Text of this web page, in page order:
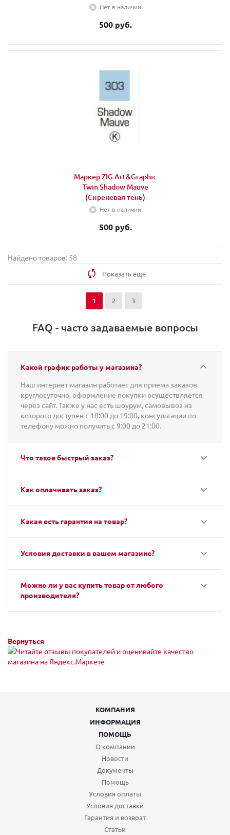
Нет в наличии
500 руб.
Маркер ZIG Art&Graphic
Twin Shadow Mauve
(Сиреневая тень)
Нет в наличии
500 руб.
Найдено товаров: 58
Показать еще
1 2 3
FAQ - часто задаваемые вопросы
Какой график работы у магазина?
Наш интернет-магазин работает для приема заказов
круглосуточно, оформление покупки осуществляется
через сайт. Также у нас есть шоурум, самовывоз из
которого доступен с 10:00 до 19:00, консультации по
телефону можно получить с 9:00 до 21:00.
Что такое быстрый заказ?
Как оплачивать заказ?
Какая есть гарантия на товар?
Условия доставки в вашем магазине?
Можно ли у вас купить товар от любого
производителя?
Вернуться
КОМПАНИЯ
ИНФОРМАЦИЯ
ПОМОЩЬ
О компании
Новости
Документы
Помощь
Условия оплаты
Условия доставки
Гарантия и возврат
Статьи